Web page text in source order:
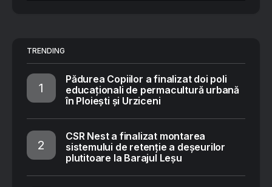
TRENDING
Pădurea Copiilor a finalizat doi poli
educaționali de permacultură urbană
în Ploiești și Urziceni
CSR Nest a finalizat montarea
sistemului de retenție a deșeurilor
plutitoare la Barajul Leșu